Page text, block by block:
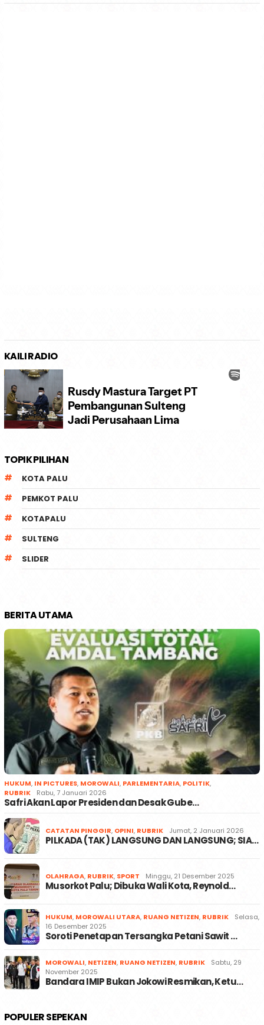
KAILI RADIO
TOPIK PILIHAN
KOTA PALU
PEMKOT PALU
KOTAPALU
SULTENG
SLIDER
BERITA UTAMA
HUKUM, IN PICTURES, MOROWALI, PARLEMENTARIA, POLITIK,
RUBRIK
Rabu, 7 Januari 2026
Safri Akan Lapor Presiden dan Desak Gube…
CATATAN PINGGIR, OPINI, RUBRIK Jumat, 2 Januari 2026
PILKADA (TAK) LANGSUNG DAN LANGSUNG; SIA…
OLAHRAGA, RUBRIK, SPORT Minggu, 21 Desember 2025
Musorkot Palu; Dibuka Wali Kota, Reynold…
HUKUM, MOROWALI UTARA, RUANG NETIZEN, RUBRIK
Selasa,
16 Desember 2025
Soroti Penetapan Tersangka Petani Sawit …
MOROWALI, NETIZEN, RUANG NETIZEN, RUBRIK
Sabtu, 29
November 2025
Bandara IMIP Bukan Jokowi Resmikan, Ketu…
POPULER SEPEKAN